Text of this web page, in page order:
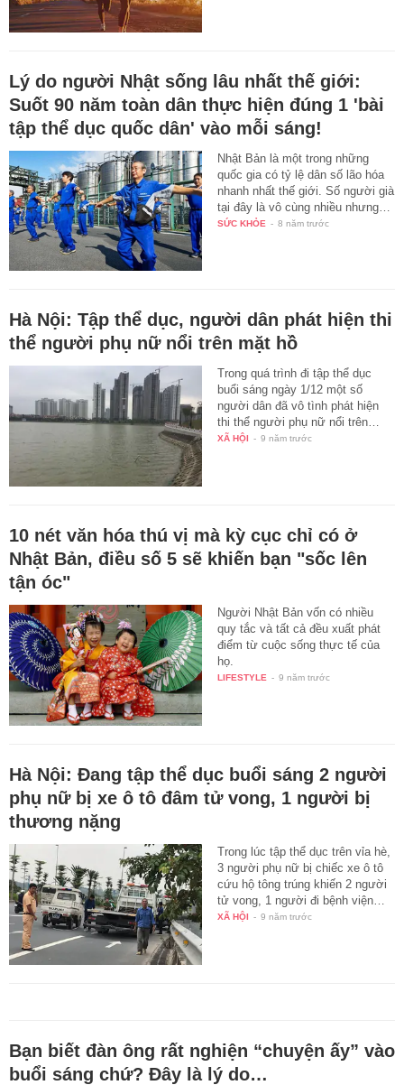
Lý do người Nhật sống lâu nhất thế giới:
Suốt 90 năm toàn dân thực hiện đúng 1 'bài
tập thể dục quốc dân' vào mỗi sáng!
Nhật Bản là một trong những
quốc gia có tỷ lệ dân số lão hóa
nhanh nhất thế giới. Số người già
tại đây là vô cùng nhiều nhưng…
SỨC KHỎE - 8 năm trước
Hà Nội: Tập thể dục, người dân phát hiện thi
thể người phụ nữ nổi trên mặt hồ
Trong quá trình đi tập thể dục
buổi sáng ngày 1/12 một số
người dân đã vô tình phát hiện
thi thể người phụ nữ nổi trên…
XÃ HỘI - 9 năm trước
10 nét văn hóa thú vị mà kỳ cục chỉ có ở
Nhật Bản, điều số 5 sẽ khiến bạn "sốc lên
tận óc"
Người Nhật Bản vốn có nhiều
quy tắc và tất cả đều xuất phát
điểm từ cuộc sống thực tế của
họ.
LIFESTYLE - 9 năm trước
Hà Nội: Đang tập thể dục buổi sáng 2 người
phụ nữ bị xe ô tô đâm tử vong, 1 người bị
thương nặng
Trong lúc tập thể dục trên vỉa hè,
3 người phụ nữ bị chiếc xe ô tô
cứu hộ tông trúng khiến 2 người
tử vong, 1 người đi bệnh viện…
XÃ HỘI - 9 năm trước
Bạn biết đàn ông rất nghiện “chuyện ấy” vào
buổi sáng chứ? Đây là lý do…